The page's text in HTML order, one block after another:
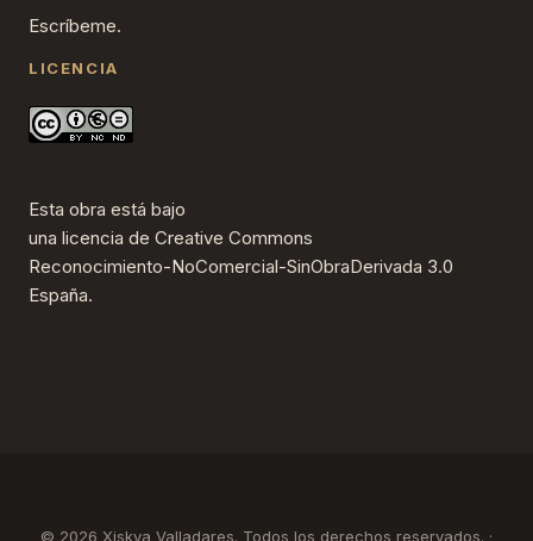
Escríbeme.
LICENCIA
Esta obra está bajo
una licencia de Creative Commons
Reconocimiento-NoComercial-SinObraDerivada 3.0
España.
© 2026 Xiskya Valladares. Todos los derechos reservados. ·